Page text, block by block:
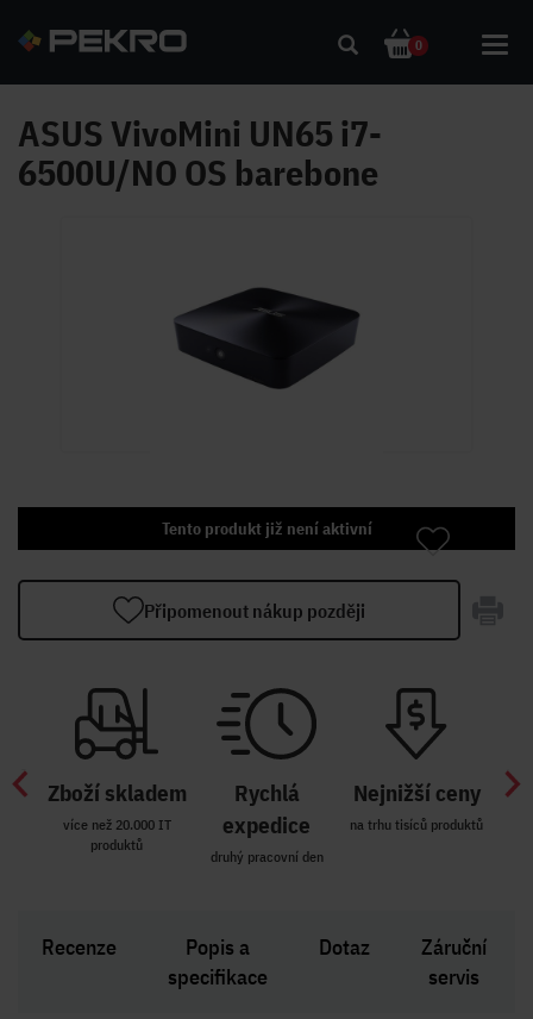
0
ASUS VivoMini UN65 i7-
6500U/NO OS barebone
Tento produkt již není aktivní
Připomenout nákup později
Zboží skladem
více než 20.000 IT
produktů
Rychlá
expedice
druhý pracovní den
Nejnižší ceny
na trhu tisíců produktů
Recenze
Popis a
specifikace
Dotaz
Záruční
servis